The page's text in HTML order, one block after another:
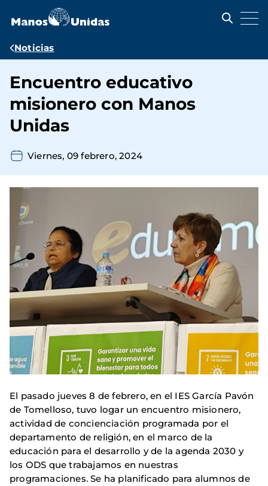
contenido
Ruta
navegación
Noticias
Encuentro educativo
misionero con Manos
Unidas
Viernes, 09 febrero, 2024
El pasado jueves 8 de febrero, en el IES García Pavón
de Tomelloso, tuvo logar un encuentro misionero,
actividad de concienciación programada por el
departamento de religión, en el marco de la
educación para el desarrollo y de la agenda 2030 y
los ODS que trabajamos en nuestras
programaciones. Se ha planificado para alumnos de